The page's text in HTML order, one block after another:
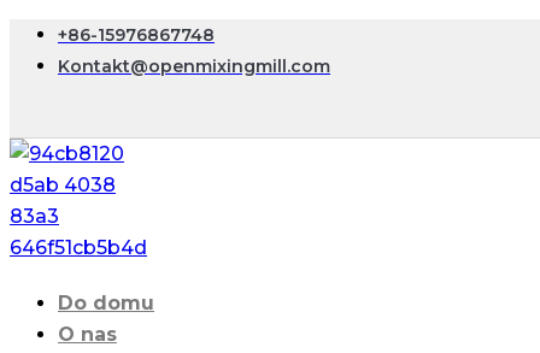
+86-15976867748
Kontakt@openmixingmill.com
Do domu
O nas